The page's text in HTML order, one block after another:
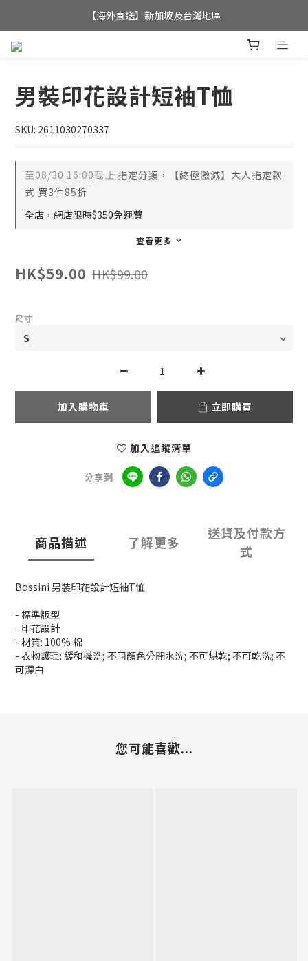
全店滿$350，即可享港澳地區免運費;
【海外直送】新加坡及台灣地區
男裝印花設計短袖T恤
SKU: 2611030270337
至08/30 16:00截止 指定分類，【終極激減】大人指定款
式 買3件85折
全店，網店限時$350免運費
查看更多
HK$59.00 HK$99.00
尺寸
加入購物車 立即購買
加入追蹤清單
分享到
商品描述 了解更多
送貨及付款方
式
Bossini 男裝印花設計短袖T恤
- 標準版型
- 印花設計
- 材質: 100% 棉
- 衣物護理: 緩和機洗; 不同顏色分開水洗; 不可烘乾; 不可乾洗; 不
可漂白
您可能喜歡...